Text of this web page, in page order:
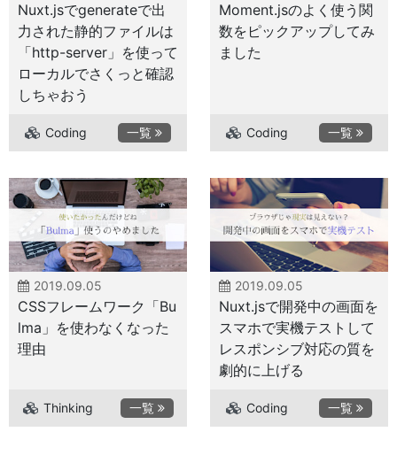
Nuxt.jsでgenerateで出
力された静的ファイルは
「http-server」を使って
ローカルでさくっと確認
しちゃおう
Coding 一覧
Moment.jsのよく使う関
数をピックアップしてみ
ました
Coding 一覧
2019.09.05
CSSフレームワーク「Bu
lma」を使わなくなった
理由
Thinking 一覧
2019.09.05
Nuxt.jsで開発中の画面を
スマホで実機テストして
レスポンシブ対応の質を
劇的に上げる
Coding 一覧